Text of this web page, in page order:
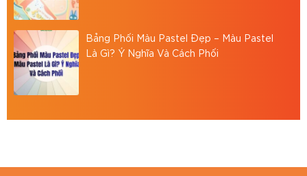
Giao hàng toàn quốc, miễn phí nội thành
Tư vấn mẫu mã miễn phí, cam kết đúng chất
lượng – đúng tiến độ – đúng yêu cầu.
tại TP. Hồ Chí Minh.
Bảng Phối Màu Pastel Đẹp – Màu Pastel
Là Gì? Ý Nghĩa Và Cách Phối